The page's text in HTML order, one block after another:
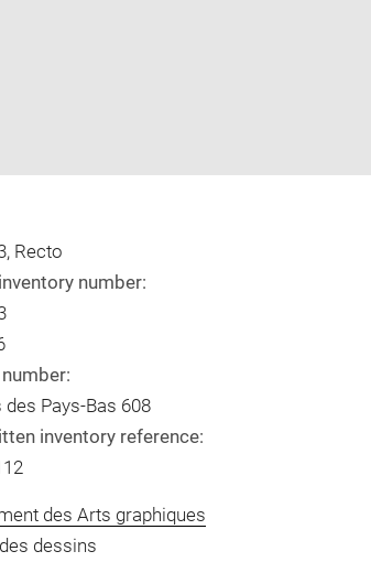
Recto
number:
Pays-Bas 608
inventory reference:
des Arts graphiques
dessins